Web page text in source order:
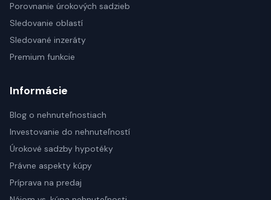
Porovnanie úrokových sadzieb
Sledovanie oblastí
Sledované inzeráty
Premium funkcie
Informácie
Blog o nehnuteľnostiach
Investovanie do nehnuteľností
Úrokové sadzby hypotéky
Právne aspekty kúpy
Príprava na predaj